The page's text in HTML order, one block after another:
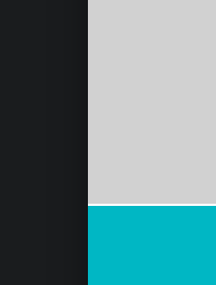
Navegación de entradas